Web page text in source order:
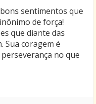
sentimentos que
de força!
que diante das
Sua coragem é
no que